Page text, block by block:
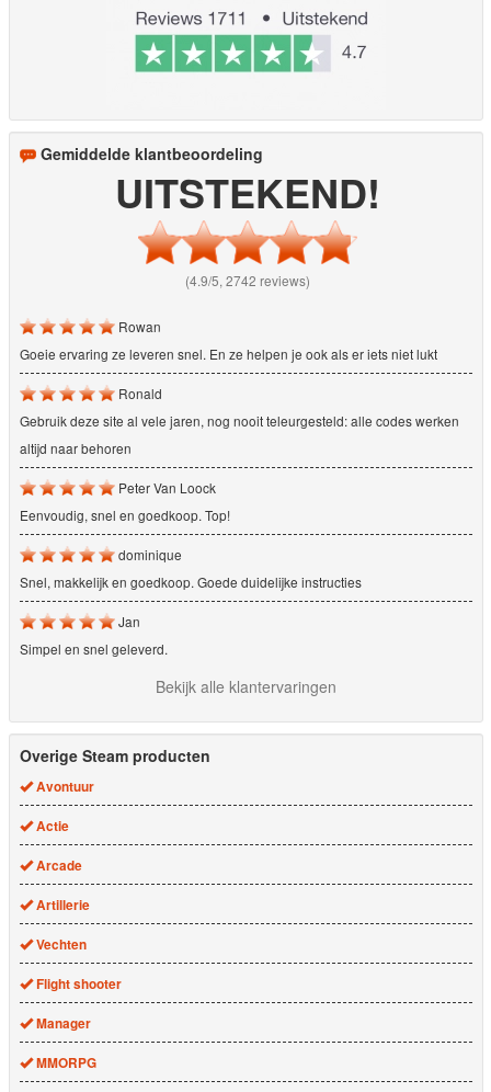
Gemiddelde klantbeoordeling
UITSTEKEND!
(4.9/5, 2742 reviews)
Rowan
Goeie ervaring ze leveren snel. En ze helpen je ook als er iets niet lukt
Ronald
Gebruik deze site al vele jaren, nog nooit teleurgesteld: alle codes werken
altijd naar behoren
Peter Van Loock
Eenvoudig, snel en goedkoop. Top!
dominique
Snel, makkelijk en goedkoop. Goede duidelijke instructies
Jan
Simpel en snel geleverd.
Bekijk alle klantervaringen
Overige Steam producten
Avontuur
Actie
Arcade
Artillerie
Vechten
Flight shooter
Manager
MMORPG